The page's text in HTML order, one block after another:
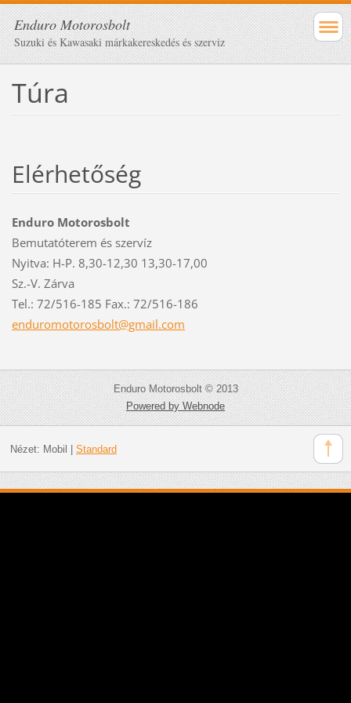
Enduro Motorosbolt
Suzuki és Kawasaki márkakereskedés és szerviz
Túra
Elérhetőség
Enduro Motorosbolt
Bemutatóterem és szervíz
Nyitva: H-P. 8,30-12,30 13,30-17,00
Sz.-V. Zárva
Tel.: 72/516-185 Fax.: 72/516-186
enduromotorosbolt@gmail.com
Enduro Motorosbolt © 2013
Powered by Webnode
Nézet: Mobil Standard